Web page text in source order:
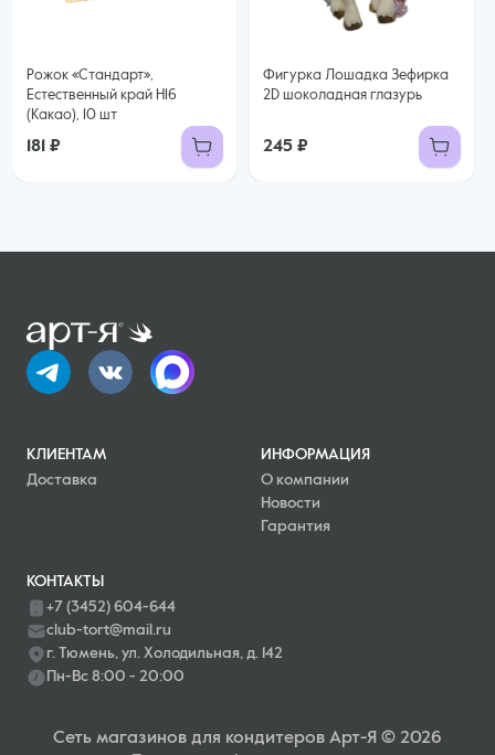
Рожок «Стандарт»,
Естественный край H16
(Какао), 10 шт
181 ₽
Фигурка Лошадка Зефирка
2D шоколадная глазурь
245 ₽
КЛИЕНТАМ
Доставка
ИНФОРМАЦИЯ
О компании
Новости
Гарантия
КОНТАКТЫ
+7 (3452) 604-644
club-tort@mail.ru
г. Тюмень, ул. Холодильная, д. 142
Пн-Вс 8:00 - 20:00
Сеть магазинов для кондитеров Арт-Я © 2026